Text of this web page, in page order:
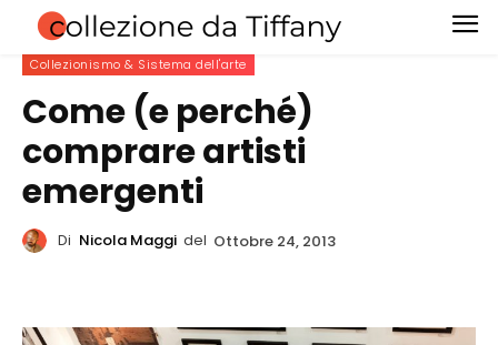
Collezionismo & Sistema dell'arte
Come (e perché)
comprare artisti
emergenti
Di Nicola Maggi del Ottobre 24, 2013